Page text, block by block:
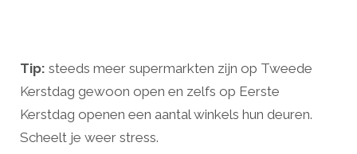
Tip: steeds meer supermarkten zijn op Tweede
Kerstdag gewoon open en zelfs op Eerste
Kerstdag openen een aantal winkels hun deuren.
Scheelt je weer stress.